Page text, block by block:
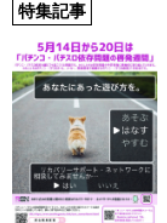
特集記事